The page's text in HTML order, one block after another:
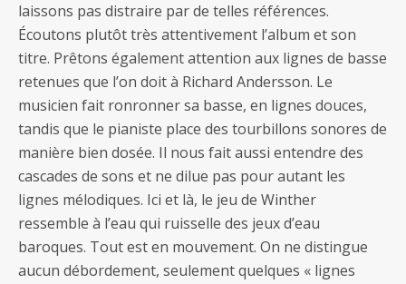
laissons pas distraire par de telles références.
Écoutons plutôt très attentivement l’album et son
titre. Prêtons également attention aux lignes de basse
retenues que l’on doit à Richard Andersson. Le
musicien fait ronronner sa basse, en lignes douces,
tandis que le pianiste place des tourbillons sonores de
manière bien dosée. Il nous fait aussi entendre des
cascades de sons et ne dilue pas pour autant les
lignes mélodiques. Ici et là, le jeu de Winther
ressemble à l’eau qui ruisselle des jeux d’eau
baroques. Tout est en mouvement. On ne distingue
aucun débordement, seulement quelques « lignes